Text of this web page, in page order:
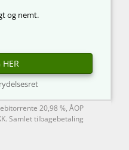
og nemt.
20,98 %, ÅOP
Samlet tilbagebetaling